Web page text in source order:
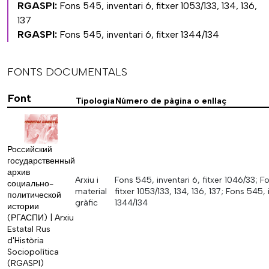
RGASPI: Fons 545, inventari 6, fitxer 1053/133, 134, 136,
137
RGASPI: Fons 545, inventari 6, fitxer 1344/134
FONTS DOCUMENTALS
Font
TipologiaNúmero de pàgina o enllaç
Российский
государственный
архив
социально-
политической
истории
(РГАСПИ) | Arxiu
Estatal Rus
d'Història
Sociopolítica
(RGASPI)
Arxiu i
material
gràfic
Fons 545, inventari 6, fitxer 1046/33;
fitxer 1053/133, 134, 136, 137; Fons
1344/134